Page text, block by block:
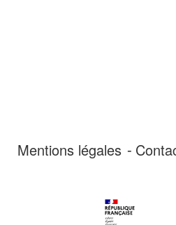
Mentions légales